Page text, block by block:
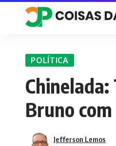
POLÍTICA
Bruno
Jefferson Lemos